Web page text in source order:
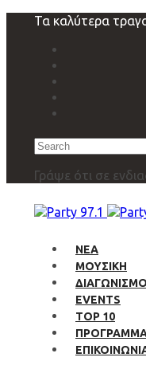
navigation
Τα καλύτερα
Search
Γράψε ότι σε
ΝΕΑ
ΜΟΥΣΙΚΗ
EVENTS
TOP 10